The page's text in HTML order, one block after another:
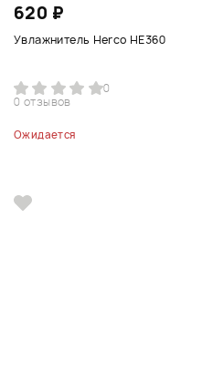
620 ₽
Увлажнитель Herco HE360
0
0 отзывов
Ожидается